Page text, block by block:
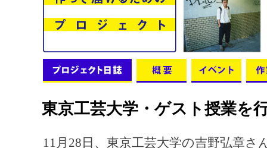
東京工芸大学・ゲスト授業を
11月28日、東京工芸大学の吉野弘章